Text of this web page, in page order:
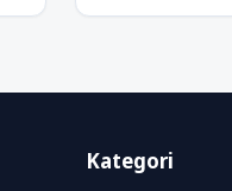
Kategori